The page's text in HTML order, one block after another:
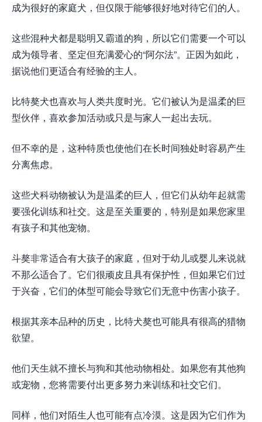
成为很好的家庭犬，但仅限于能够很好地对待它们的人。
这些混种犬都是聪明又霸道的狗，所以它们需要一个可以
成为领导者、坚定但充满爱心的“阿尔法”。正因为如此，
据说他们更适合有经验的主人。
比特獒犬也喜欢与人类共度时光。它们被认为是温柔的巨
型伙伴，喜欢参加活动或只是与家人一起出去玩。
但不幸的是，这种特质也使他们在长时间独处时容易产生
分离焦虑。
这些犬科动物被认为是温柔的巨人，但它们从幼年起就需
要强化训练和社交。这是至关重要的，特别是如果您家里
有孩子和其他宠物。
斗獒非常适合有大孩子的家庭，但对于幼儿或婴儿来说就
不那么适合了。它们很顽皮且具有保护性，但如果它们过
于兴奋，它们的体型可能会导致它们无意中伤害小孩子。
根据其亲本品种的历史，比特犬獒也可能具有很高的猎物
欲望。
他们天生就不擅长与狗和其他动物相处。如果您有其他狗
或宠物，您将需要付出更多努力来训练和社交它们。
同样，他们对陌生人也可能有点冷漠。这是因为它们作为